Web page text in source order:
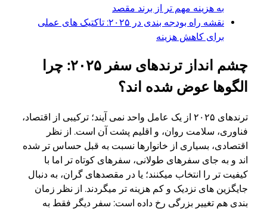
به هزینه مهم تر از برند مقصد
نقشه راه بودجه بندی در ۲۰۲۵: تاکتیک های عملی
برای کاهش هزینه
چشم انداز ترندهای سفر ۲۰۲۵: چرا
الگوها عوض شده اند؟
ترندهای ۲۰۲۵ از یک عامل واحد نمی آیند؛ ترکیبی از اقتصاد،
فناوری، سلامت روان، و اقلیم پشت آن است. از نظر
اقتصادی، بسیاری از خانوارها نسبت به قبل حساس تر شده
اند و به جای سفرهای طولانی، سفرهای کوتاه تر اما با
کیفیت تر را انتخاب میکنند؛ یا در مقصدهای گران، به دنبال
جایگزین های نزدیک و کم هزینه تر میگردند. از نظر زمان
بندی هم تغییر بزرگی رخ داده است: سفر دیگر فقط به